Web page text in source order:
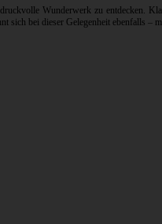
Wunderwerk zu entdecken.
sich bei dieser Gelegenheit ebenfalls –